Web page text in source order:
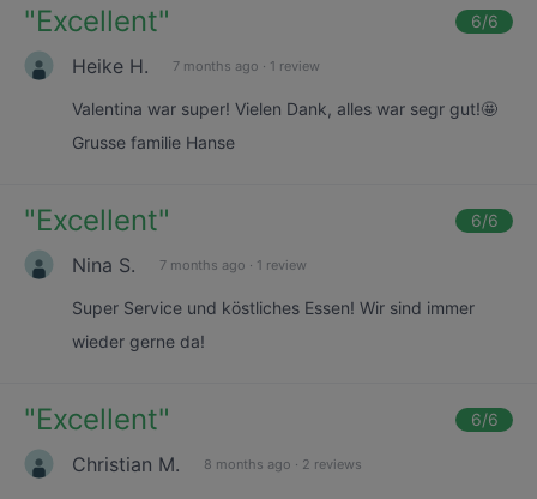
"Excellent" 6/6
Heike H. 7 months ago · 1 review
Valentina war super! Vielen Dank, alles war segr gut!🤩
Grusse familie Hanse
"Excellent" 6/6
Nina S. 7 months ago · 1 review
Super Service und köstliches Essen! Wir sind immer
wieder gerne da!
"Excellent" 6/6
Christian M. 8 months ago · 2 reviews